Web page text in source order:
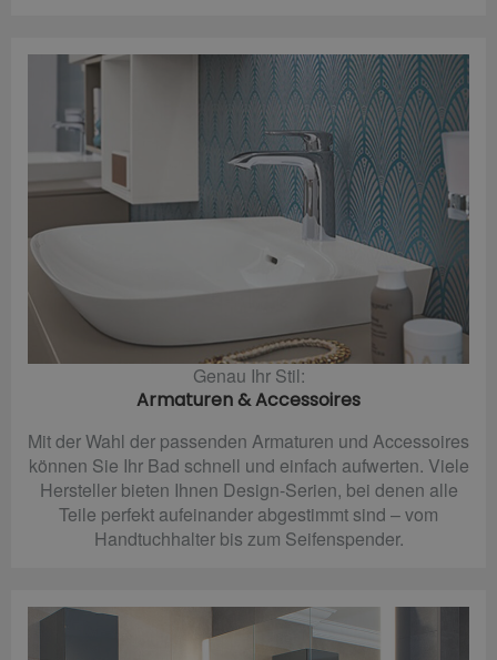
Genau Ihr Stil:
Armaturen & Accessoires
Mit der Wahl der passenden Armaturen und Accessoires
können Sie Ihr Bad schnell und einfach aufwerten. Viele
Hersteller bieten Ihnen Design-Serien, bei denen alle
Teile perfekt aufeinander abgestimmt sind – vom
Handtuchhalter bis zum Seifenspender.